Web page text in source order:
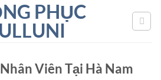
Viên Tại Hà Nam